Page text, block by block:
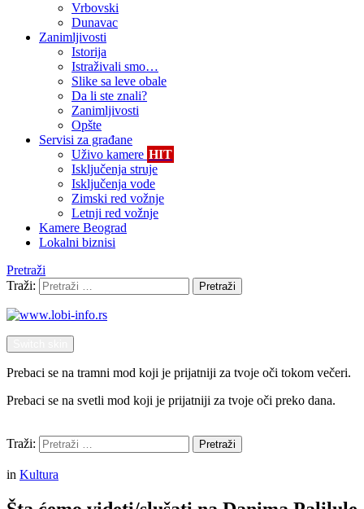
Vrbovski
Dunavac
Zanimljivosti
Istorija
Istraživali smo…
Slike sa leve obale
Da li ste znali?
Zanimljivosti
Opšte
Servisi za građane
Uživo kamere HIT
Isključenja struje
Isključenja vode
Zimski red vožnje
Letnji red vožnje
Kamere Beograd
Lokalni biznisi
Pretraži
Traži:
Pretraži
Prebaci se na tramni mod koji je prijatniji za tvoje oči tokom večeri.
Prebaci se na svetli mod koji je prijatniji za tvoje oči preko dana.
Traži:
Pretraži
in Kultura